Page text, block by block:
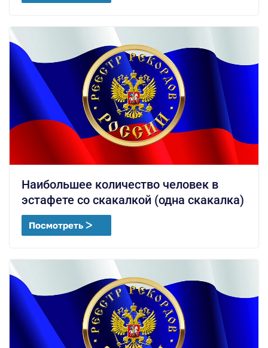
Наибольшее количество человек в
эстафете со скакалкой (одна скакалка)
Посмотреть ᐳ